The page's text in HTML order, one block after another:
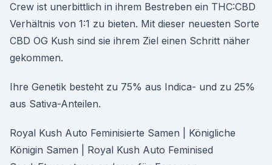
Crew ist unerbittlich in ihrem Bestreben ein THC:CBD
Verhältnis von 1:1 zu bieten. Mit dieser neuesten Sorte
CBD OG Kush sind sie ihrem Ziel einen Schritt näher
gekommen.
Ihre Genetik besteht zu 75% aus Indica- und zu 25%
aus Sativa-Anteilen.
Royal Kush Auto Feminisierte Samen | Königliche
Königin Samen | Royal Kush Auto Feminised